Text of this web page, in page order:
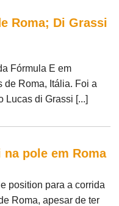
Roma; Di Grassi
Fórmula E em
de Roma, Itália. Foi a
Lucas di Grassi [...]
pole em Roma
position para a corrida
Roma, apesar de ter